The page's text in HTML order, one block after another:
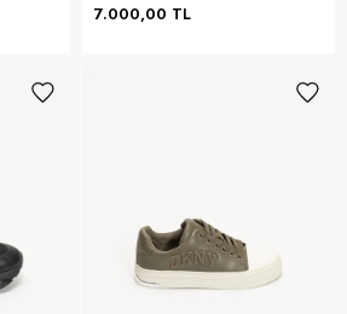
7.000,00 TL